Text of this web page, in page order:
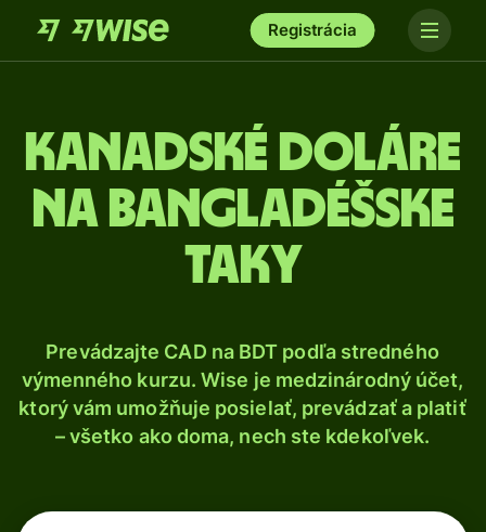
Registrácia
Kanadské doláre
na bangladéšske
taky
Prevádzajte CAD na BDT podľa stredného
výmenného kurzu. Wise je medzinárodný účet,
ktorý vám umožňuje posielať, prevádzať a platiť
– všetko ako doma, nech ste kdekoľvek.